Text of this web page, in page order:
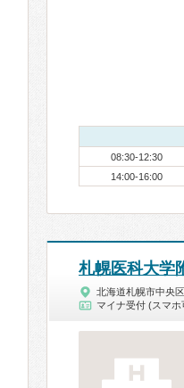
08:30-12:30
14:00-16:00
札幌医科大学
北海道札幌市中央
マイナ受付 (スマホ